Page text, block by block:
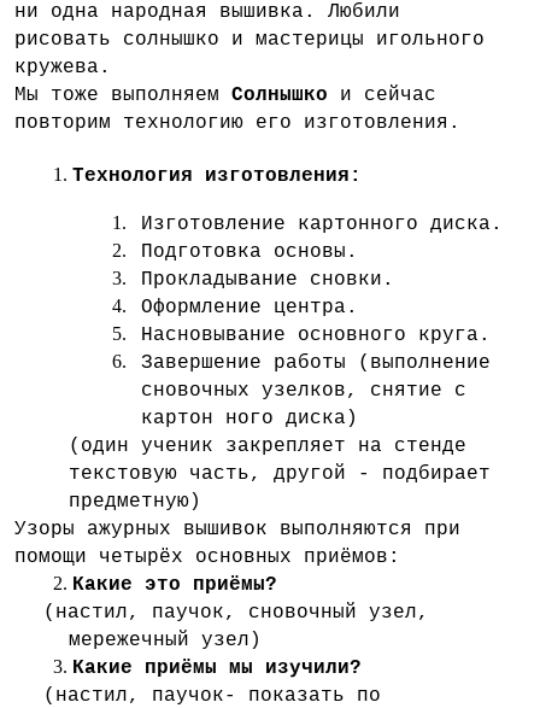
ни одна народная вышивка. Любили
рисовать солнышко и мастерицы игольного
кружева.
Мы тоже выполняем Солнышко и сейчас
повторим технологию его изготовления.
Технология изготовления:
Изготовление картонного диска.
Подготовка основы.
Прокладывание сновки.
Оформление центра.
Насновывание основного круга.
Завершение работы (выполнение
сновочных узелков, снятие с
картон ного диска)
(один ученик закрепляет на стенде
текстовую часть, другой - подбирает
предметную)
Узоры ажурных вышивок выполняются при
помощи четырёх основных приёмов:
Какие это приёмы?
(настил, паучок, сновочный узел,
мережечный узел)
Какие приёмы мы изучили?
(настил, паучок- показать по